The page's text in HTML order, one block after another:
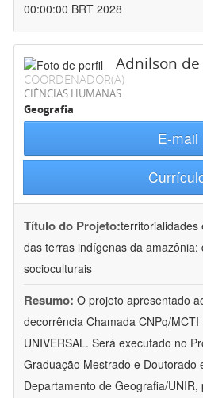
00:00:00 BRT 2028
Adnilson
COORDENADOR(A)
CIÊNCIAS HUMANAS
Geografia
E-mail
Título do Projeto:territorialidades
das terras indígenas da amazônia:
socioculturais
Resumo: O projeto apresentado
decorrência Chamada CNPq/MCTI
UNIVERSAL. Será executado no
Graduação Mestrado e Doutorado
Departamento de Geografia/